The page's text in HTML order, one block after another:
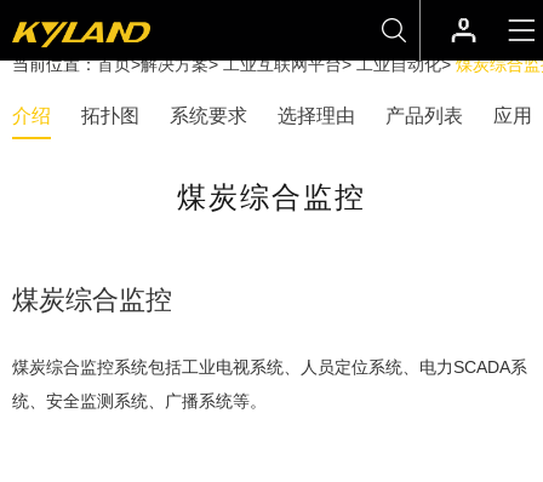
当前位置：首页>解决方案>工业互联网平台>工业自动化>煤炭综合
介绍 拓扑图 系统要求 选择理由 产品列表 应用
煤炭综合监控
煤炭综合监控
煤炭综合监控系统包括工业电视系统、人员定位系统、电力SCADA系
统、安全监测系统、广播系统等。